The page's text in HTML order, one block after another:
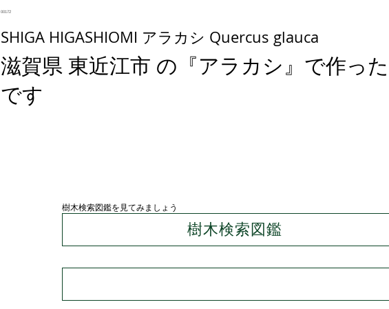
00172
SHIGA HIGASHIOMI アラカシ Quercus glauca
滋賀県 東近江市 の『アラカシ』で作っ
です
樹木検索図鑑を見てみましょう
樹木検索図鑑